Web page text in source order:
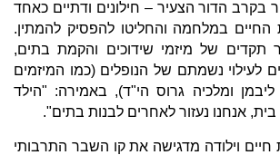
בקרב הדור הצעיר – חילונים ודתיים כאחד
החיים במלחמה והחליטו להפסיק להמתין.
תקדים של מיזמי שידוכים והקמת בתים,
לעילוי נשמתם של הנופלים (כמו המיזמים
ומלכיה גרוס הי"ד), באמירה: "הילד
אנחנו נעזור לאחרים לבנות בתים".
חיים וילודה מדגישה את קו השבר התרבותי